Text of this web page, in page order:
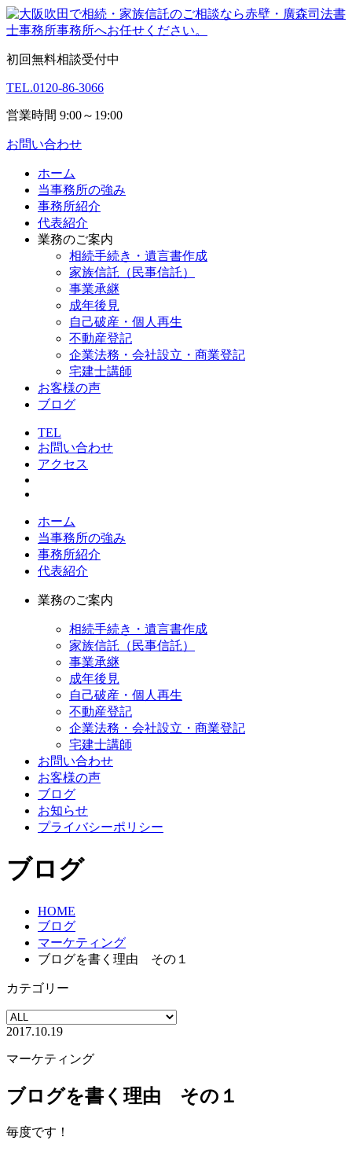
初回無料相談受付中
TEL.0120-86-3066
営業時間 9:00～19:00
お問い合わせ
ホーム
当事務所の強み
事務所紹介
代表紹介
業務のご案内
相続手続き・遺言書作成
家族信託（民事信託）
事業承継
成年後見
自己破産・個人再生
不動産登記
企業法務・会社設立・商業登記
宅建士講師
お客様の声
ブログ
TEL
お問い合わせ
アクセス
ホーム
当事務所の強み
事務所紹介
代表紹介
業務のご案内
相続手続き・遺言書作成
家族信託（民事信託）
事業承継
成年後見
自己破産・個人再生
不動産登記
企業法務・会社設立・商業登記
宅建士講師
お問い合わせ
お客様の声
ブログ
お知らせ
プライバシーポリシー
ブログ
HOME
ブログ
マーケティング
ブログを書く理由 その１
カテゴリー
2017.10.19
マーケティング
ブログを書く理由 その１
毎度です！